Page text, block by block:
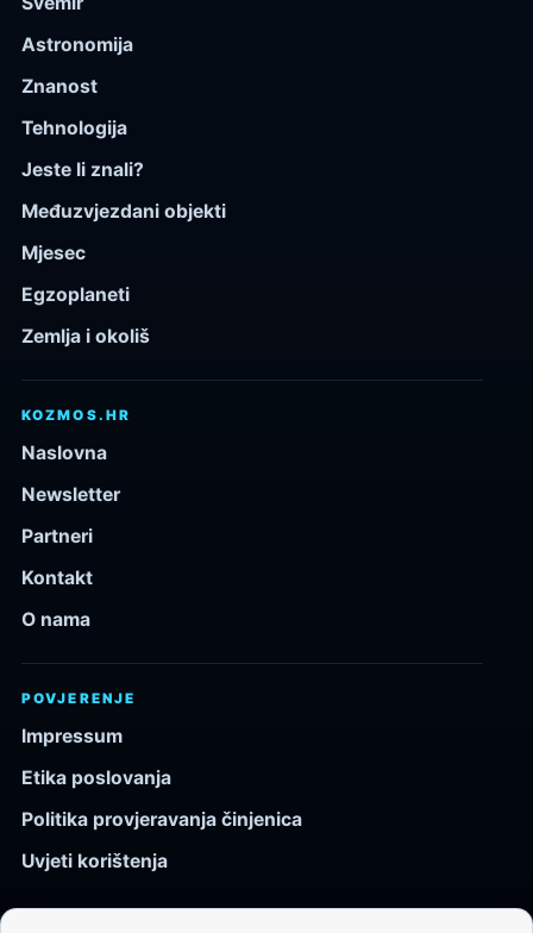
Astronomija
Znanost
Tehnologija
Jeste li znali?
Međuzvjezdani objekti
Mjesec
Egzoplaneti
Zemlja i okoliš
KOZMOS.HR
Naslovna
Newsletter
Partneri
Kontakt
O nama
POVJERENJE
Impressum
Etika poslovanja
Politika provjeravanja činjenica
Uvjeti korištenja